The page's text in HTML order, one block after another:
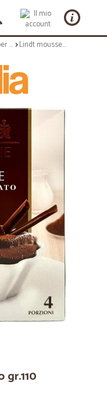
Preparati per Dolci Lindt mousse al Cioccolato gr.110